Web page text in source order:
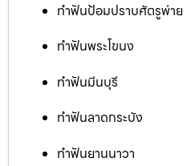
ทำฟันป้อมปราบศัตรูพ่าย
ทำฟันพระโขนง
ทำฟันมีนบุรี
ทำฟันลาดกระบัง
ทำฟันยานนาวา